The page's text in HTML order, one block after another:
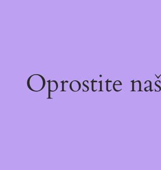
Oprostite